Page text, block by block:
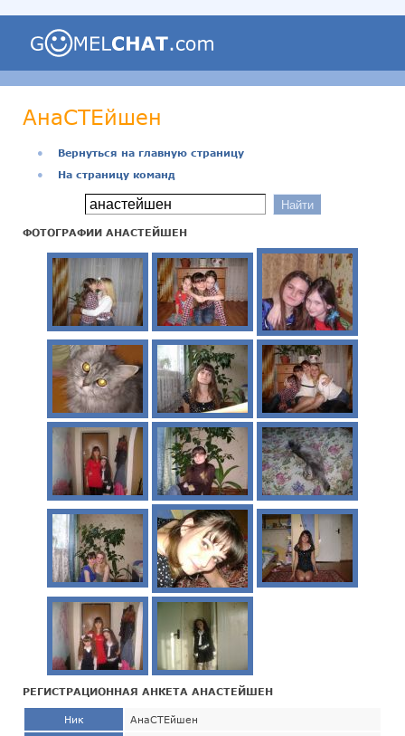
АнаСТЕйшен
●
Вернуться на главную страницу
●
На страницу команд
ФОТОГРАФИИ АНАСТЕЙШЕН
РЕГИСТРАЦИОННАЯ АНКЕТА АНАСТЕЙШЕН
Ник АнаСТЕйшен